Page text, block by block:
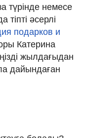
түрінде немесе
әсерлі
подарков и
Катерина
жылдағыдан
дайындаған